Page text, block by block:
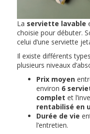
La serviette lavable
choisie pour débuter.
celui d’une serviette
Il existe différents
plusieurs niveaux
Prix moyen
environ 6
complet et
rentabilisé en
Durée de vie
l’entretien.